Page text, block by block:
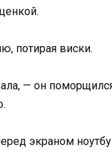
потирая виски.
— он
экраном